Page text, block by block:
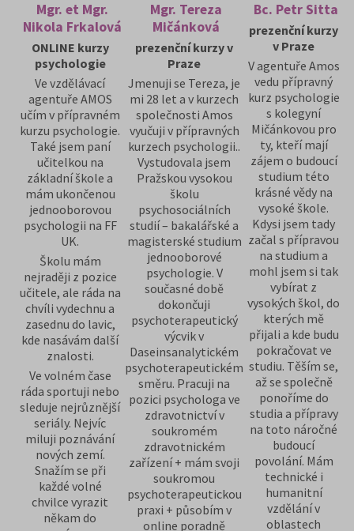
Mgr. et Mgr.
Nikola Frkalová
ONLINE kurzy
psychologie
Ve vzdělávací
agentuře AMOS
učím v přípravném
kurzu psychologie.
Také jsem paní
učitelkou na
základní škole a
mám ukončenou
jednooborovou
psychologii na FF
UK.
Školu mám
nejraději z pozice
učitele, ale ráda na
chvíli vydechnu a
zasednu do lavic,
kde nasávám další
znalosti.
Ve volném čase
ráda sportuji nebo
sleduje nejrůznější
seriály. Nejvíc
miluji poznávání
nových zemí.
Snažím se při
každé volné
chvilce vyrazit
někam do
Mgr. Tereza
Mičánková
prezenční kurzy v
Praze
Jmenuji se Tereza, je
mi 28 let a v kurzech
společnosti Amos
vyučuji v přípravných
kurzech psychologii..
Vystudovala jsem
Pražskou vysokou
školu
psychosociálních
studií – bakalářské a
magisterské studium
jednooborové
psychologie. V
současné době
dokončuji
psychoterapeutický
výcvik v
Daseinsanalytickém
psychoterapeutickém
směru. Pracuji na
pozici psychologa ve
zdravotnictví v
soukromém
zdravotnickém
zařízení + mám svoji
soukromou
psychoterapeutickou
praxi + působím v
online poradně
Bc. Petr Sitta
prezenční kurzy
v Praze
V agentuře Amos
vedu přípravný
kurz psychologie
s kolegyní
Mičánkovou pro
ty, kteří mají
zájem o budoucí
studium této
krásné vědy na
vysoké škole.
Kdysi jsem tady
začal s přípravou
na studium a
mohl jsem si tak
vybírat z
vysokých škol, do
kterých mě
přijali a kde budu
pokračovat ve
studiu. Těším se,
až se společně
ponoříme do
studia a přípravy
na toto náročné
budoucí
povolání. Mám
technické i
humanitní
vzdělání v
oblastech